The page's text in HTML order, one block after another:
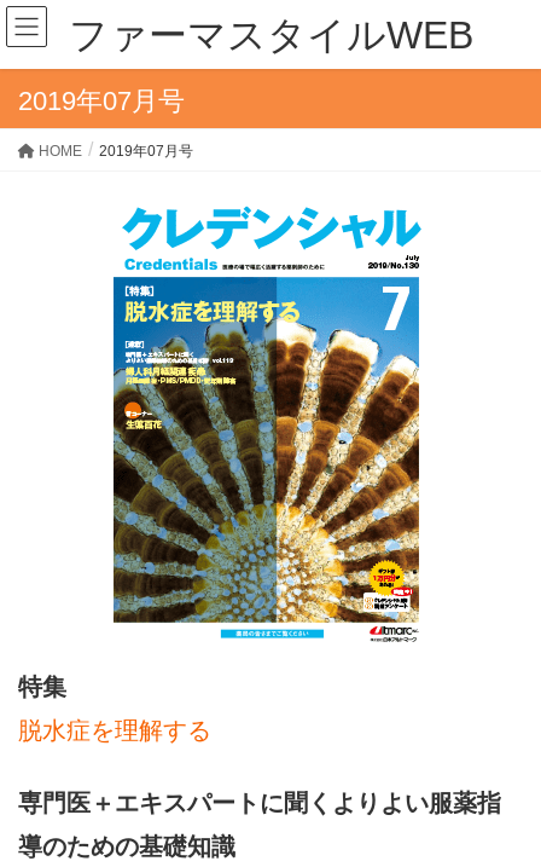
ファーマスタイルWEB
2019年07月号
HOME 2019年07月号
特集
脱水症を理解する
専門医＋エキスパートに聞くよりよい服薬指
導のための基礎知識